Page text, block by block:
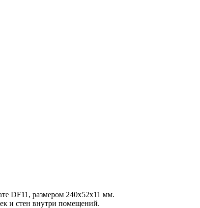
DF11, размером 240х52х11 мм.
и стен внутри помещений.